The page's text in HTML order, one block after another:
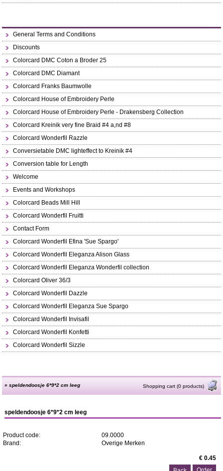
General Terms and Conditions
Discounts
Colorcard DMC Coton a Broder 25
Colorcard DMC Diamant
Colorcard Franks Baumwolle
Colorcard House of Embroidery Perle
Colorcard House of Embroidery Perle - Drakensberg Collection
Colorcard Kreinik very fine Braid #4 a,nd #8
Colorcard Wonderfil Razzle
Conversietable DMC lighteffect to Kreinik #4
Conversion table for Length
Welcome
Events and Workshops
Colorcard Beads Mill Hill
Colorcard Wonderfil Fruitti
Contact Form
Colorcard Wonderfil Efina 'Sue Spargo'
Colorcard Wonderfil Eleganza Alison Glass
Colorcard Wonderfil Eleganza Wonderfil collection
Colorcard Oliver 36/3
Colorcard Wonderfil Dazzle
Colorcard Wonderfil Eleganza Sue Spargo
Colorcard Wonderfil Invisafil
Colorcard Wonderfil Konfetti
Colorcard Wonderfil Sizzle
»speldendoosje 6*9*2 cm leeg Shopping cart (0 products)
speldendoosje 6*9*2 cm leeg
Product code:
09.0000
Brand:
Overige Merken
€ 0.45